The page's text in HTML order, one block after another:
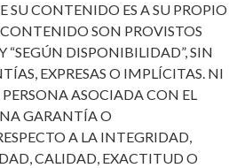
SU CONTENIDO ES A SU PROPIO
CONTENIDO SON PROVISTOS
“SEGÚN DISPONIBILIDAD”, SIN
EXPRESAS O IMPLÍCITAS. NI
ASOCIADA CON EL
GARANTÍA O
A LA INTEGRIDAD,
CALIDAD, EXACTITUD O